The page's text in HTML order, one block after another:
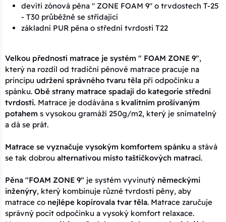
devíti zónová pěna " ZONE FOAM 9" o trvdostech T-25
- T30 průběžně se střídající
základní PUR pěna o střední tvrdosti T22
Velkou předností matrace je systém " FOAM ZONE 9",
který na rozdíl od tradiční pěnové matrace pracuje na
principu udržení správného tvaru těla při odpočinku a
spánku. Obě strany matrace spadají do kategorie střední
tvrdosti. Matrace je dodávána s kvalitním prošívaným
potahem s vysokou gramáží 250g/m2, který je snímatelný
a dá se prát.
Matrace se vyznačuje vysokým komfortem spánku a stává
se tak dobrou alternativou místo taštičkových matrací.
Pěna "FOAM ZONE 9" je systém vyvinutý německými
inženýry, který kombinuje různé tvrdosti pěny, aby
matrace co nejlépe kopírovala tvar těla. Matrace zaručuje
správný pocit odpočinku a vysoký komfort relaxace.